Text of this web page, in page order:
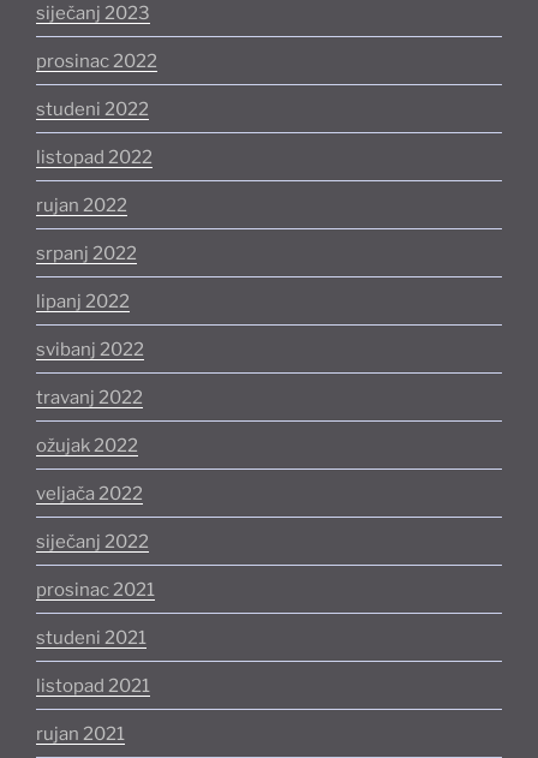
siječanj 2023
prosinac 2022
studeni 2022
listopad 2022
rujan 2022
srpanj 2022
lipanj 2022
svibanj 2022
travanj 2022
ožujak 2022
veljača 2022
siječanj 2022
prosinac 2021
studeni 2021
listopad 2021
rujan 2021